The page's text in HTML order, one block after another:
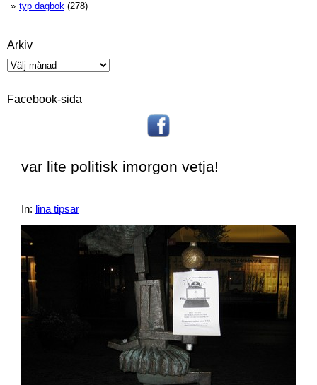
typ dagbok (278)
Arkiv
Arkiv
Facebook-sida
var lite politisk imorgon vetja!
In: lina tipsar